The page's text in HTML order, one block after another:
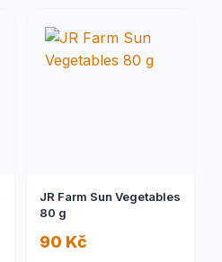
JR Farm Sun Vegetables
80 g
90 Kč